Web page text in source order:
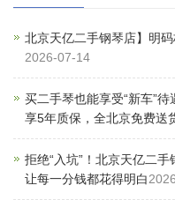
北京天亿二手钢琴店】明
2026-07-14
买二手琴也能享受“新车”
享5年质保，全北京免费送
拒绝“入坑”！北京天亿二
让每一分钱都花得明白